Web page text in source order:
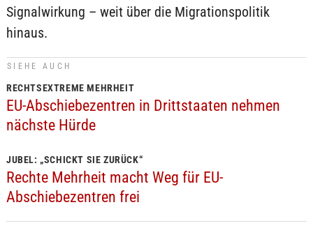
Signalwirkung – weit über die Migrationspolitik
hinaus.
SIEHE AUCH
RECHTSEXTREME MEHRHEIT
EU-Abschiebezentren in Drittstaaten nehmen
nächste Hürde
JUBEL: „SCHICKT SIE ZURÜCK“
Rechte Mehrheit macht Weg für EU-
Abschiebezentren frei